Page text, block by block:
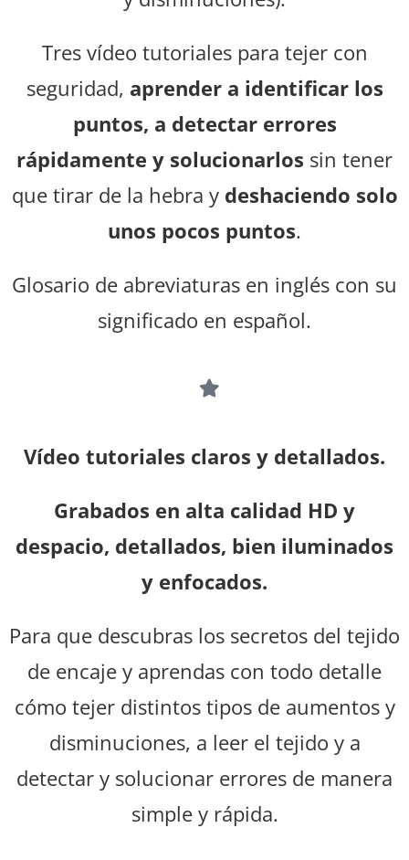
Tres vídeo tutoriales para tejer con
seguridad, aprender a identificar los
puntos, a detectar errores
rápidamente y solucionarlos sin tener
que tirar de la hebra y deshaciendo solo
unos pocos puntos.
Glosario de abreviaturas en inglés con su
significado en español.
Vídeo tutoriales claros y detallados.
Grabados en alta calidad HD y
despacio, detallados, bien iluminados
y enfocados.
Para que descubras los secretos del tejido
de encaje y aprendas con todo detalle
cómo tejer distintos tipos de aumentos y
disminuciones, a leer el tejido y a
detectar y solucionar errores de manera
simple y rápida.